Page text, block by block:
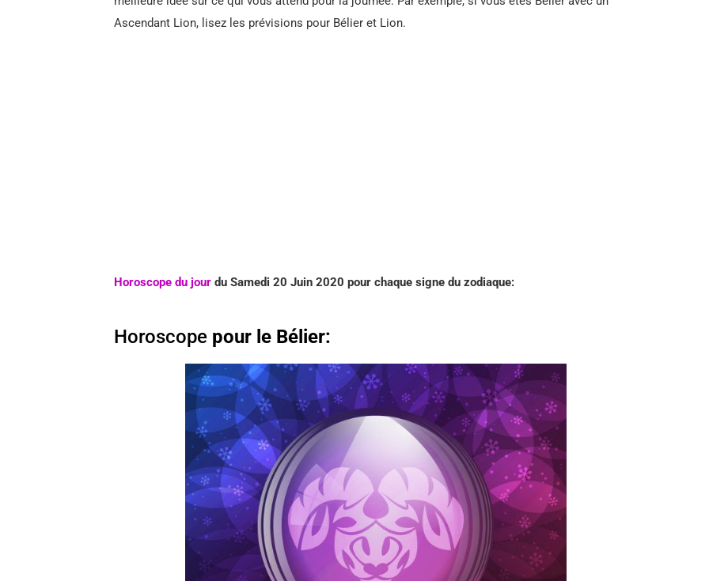
Ascendant Lion, lisez les prévisions pour Bélier et Lion.
Horoscope du jour du Samedi 20 Juin 2020 pour chaque signe du zodiaque:
Horoscope pour le Bélier: